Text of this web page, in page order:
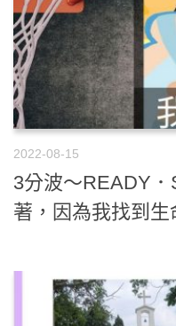
2022-08-15
3分波～READY
著，因為我找到